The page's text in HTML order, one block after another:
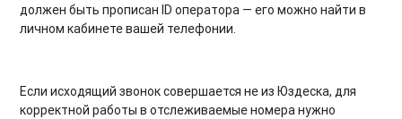
должен быть прописан ID оператора — его можно найти в
личном кабинете вашей телефонии.
Если исходящий звонок совершается не из Юздеска, для
корректной работы в отслеживаемые номера нужно